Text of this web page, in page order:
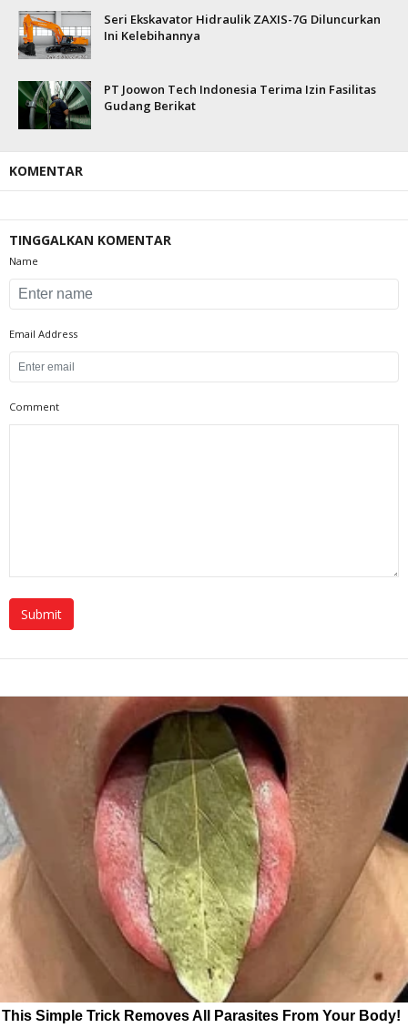
Seri Ekskavator Hidraulik ZAXIS-7G Diluncurkan
Ini Kelebihannya
PT Joowon Tech Indonesia Terima Izin Fasilitas
Gudang Berikat
KOMENTAR
TINGGALKAN KOMENTAR
Name
Email Address
Comment
This Simple Trick Removes All Parasites From Your Body!